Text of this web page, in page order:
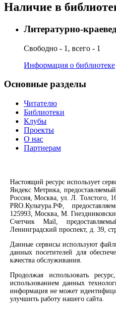
Наличие в
Литературно-
Свободно - 1, всего - 1
Информация о библиотеке
Основные разделы
Читателю
Библиотеки
Клубы
Проекты
О нас
Партнерам
Продлить книгу
Спроси библиотекаря
Спроси краеведа
Оцените качество услуг
Направить обращение
Соцсети
Вконтакте
Max
Rutube
Настоящий ресурс использует
Яндекс Метрика,
Россия, Москва, ул. Л. Толстого,
PRO.Культура.РФ,
125993, Москва, М.
Счетчик Mail,
Ленинградский проспект, д. 39,
Данные сервисы используют
данных посетителей для
качества обслуживания.
Продолжая использовать
использованием данных
информация не может
улучшить работу нашего сайта.